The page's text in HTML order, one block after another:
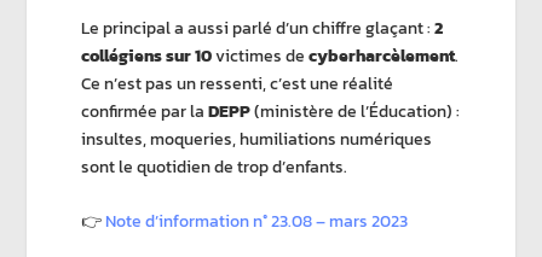
Le principal a aussi parlé d’un chiffre glaçant :2
collégiens sur 10victimes decyberharcèlement.
Ce n’est pas un ressenti, c’est une réalité
confirmée par laDEPP(ministère de l’Éducation) :
insultes, moqueries, humiliations numériques
sont le quotidien de trop d’enfants.
👉Note d’information n° 23.08 – mars 2023